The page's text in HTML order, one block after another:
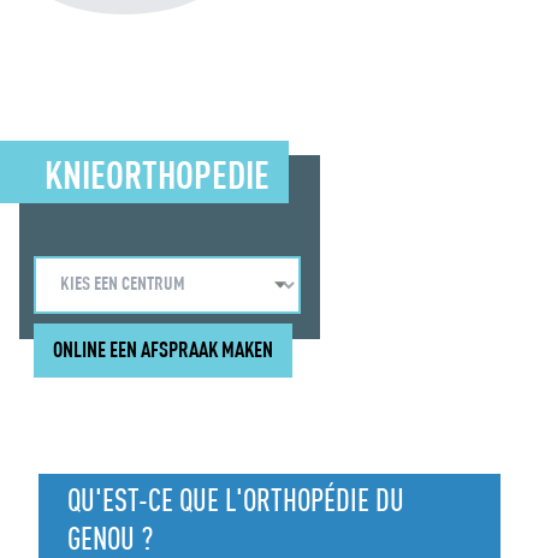
KNIEORTHOPEDIE
ONLINE EEN AFSPRAAK MAKEN
QU'EST-CE QUE L'ORTHOPÉDIE DU
GENOU ?